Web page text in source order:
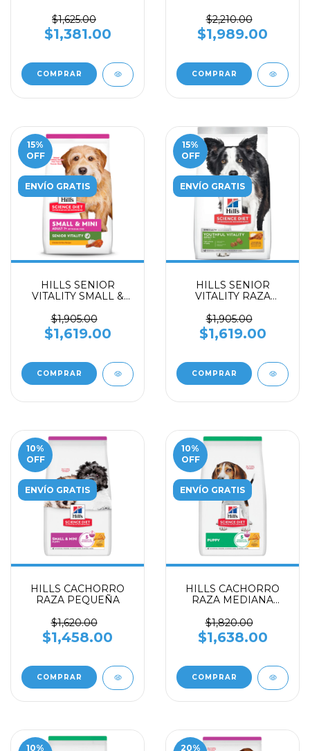
$1,625.00
$1,381.00
COMPRAR
$2,210.00
$1,989.00
COMPRAR
15%
OFF
ENVÍO GRATIS
HILLS SENIOR
VITALITY SMALL &
$1,905.00
$1,619.00
15%
OFF
ENVÍO GRATIS
HILLS SENIOR
VITALITY RAZA
5.7 kg
$1,905.00
$1,619.00
10%
OFF
ENVÍO GRATIS
HILLS CACHORRO
RAZA PEQUEÑA
$1,620.00
$1,458.00
COMPRAR
10%
OFF
ENVÍO GRATIS
HILLS CACHORRO
RAZA MEDIANA
CEBADA
$1,820.00
$1,638.00
COMPRAR
10%
20%